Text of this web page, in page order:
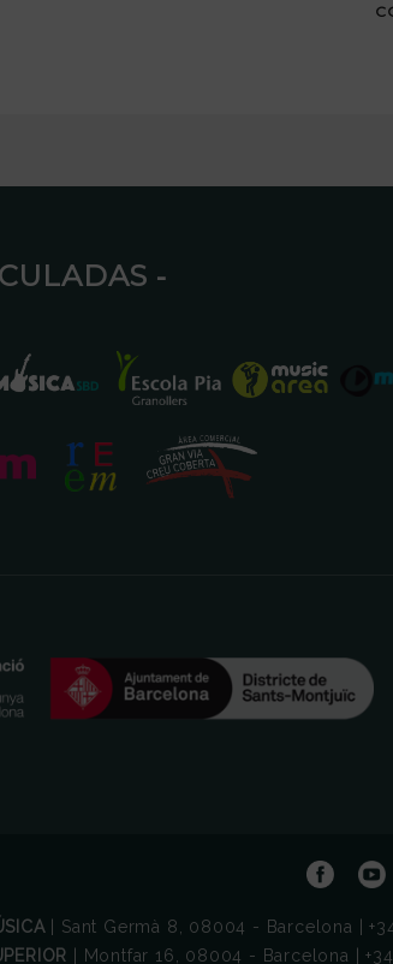
⁃
| Sant Germà 8, 08004 - Barcelona |
| Montfar 16, 08004 - Barcelona |